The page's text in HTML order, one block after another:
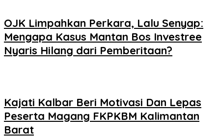
OJK Limpahkan Perkara, Lalu Senyap:
Mengapa Kasus Mantan Bos Investree
Nyaris Hilang dari Pemberitaan?
Kajati Kalbar Beri Motivasi Dan Lepas
Peserta Magang FKPKBM Kalimantan
Barat